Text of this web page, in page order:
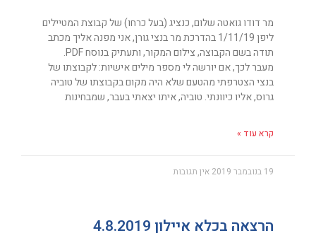
מר דודו גואטה שלום, כנציג (בעל כרחו) של קבוצת המטיילים
ליפן 1/11/19 בהדרכת מר בנצי גורן, אני מפנה אליך מכתב
תודה בשם הקבוצה, צילום המקור, ותעתיק בנוסח PDF.
מעבר לכך, אם יורשה לי מספר מילים אישיות: לקבוצתו של
בנצי הצטרפתי מהטעם שלא היה מקום בקבוצתו של טוביה
גרוס, אליו כיוונתי. טוביה, איתו יצאתי בעבר, שמבחינות
קרא עוד »
19 בנובמבר 2019 אין תגובות
הרצאה בכלא איילון 4.8.2019